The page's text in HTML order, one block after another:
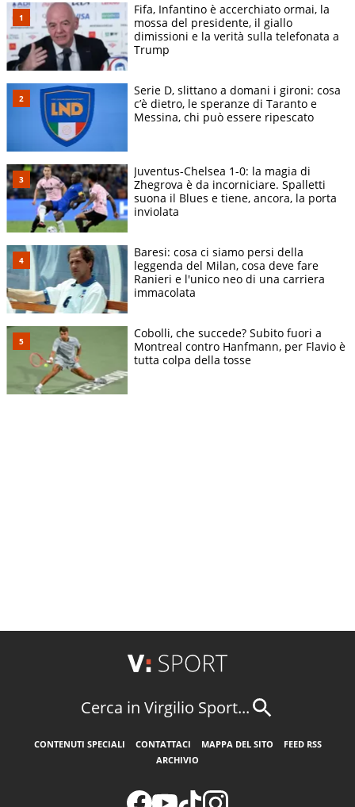
Fifa, Infantino è accerchiato ormai, la
mossa del presidente, il giallo
dimissioni e la verità sulla telefonata a
Trump
Serie D, slittano a domani i gironi: cosa
c’è dietro, le speranze di Taranto e
Messina, chi può essere ripescato
Juventus-Chelsea 1-0: la magia di
Zhegrova è da incorniciare. Spalletti
suona il Blues e tiene, ancora, la porta
inviolata
Baresi: cosa ci siamo persi della
leggenda del Milan, cosa deve fare
Ranieri e l'unico neo di una carriera
immacolata
Cobolli, che succede? Subito fuori a
Montreal contro Hanfmann, per Flavio è
tutta colpa della tosse
Cerca in Virgilio Sport...
CONTENUTI SPECIALI CONTATTACI MAPPA DEL SITO
FEED RSS
ARCHIVIO